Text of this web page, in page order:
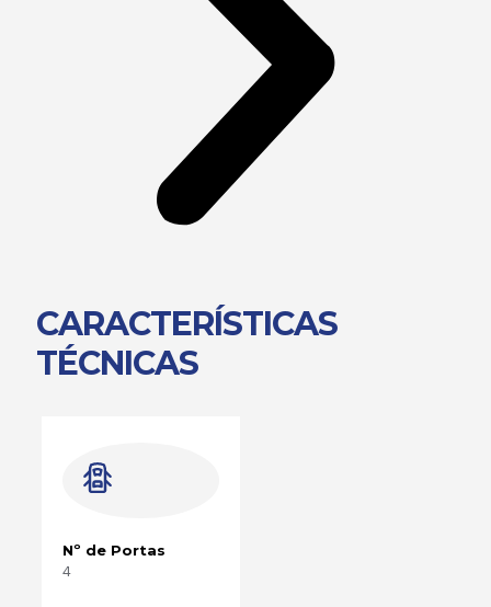
CARACTERÍSTICAS
TÉCNICAS
Nº de Portas
4